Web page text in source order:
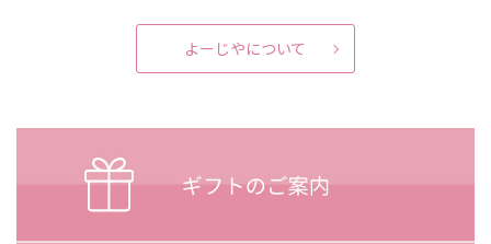
よーじやについて